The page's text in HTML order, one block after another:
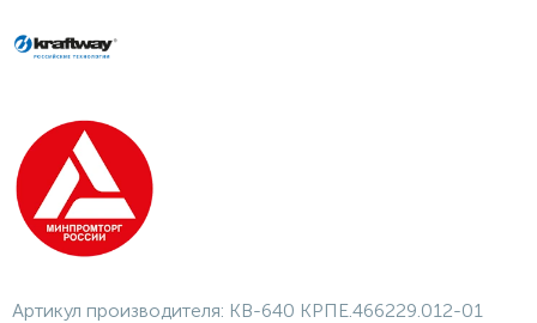
Артикул производителя: KB-640 КРПЕ.466229.012-01